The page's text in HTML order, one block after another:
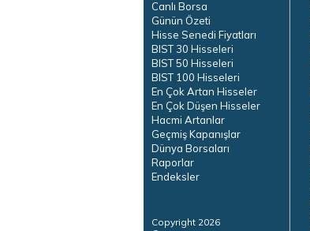
Canlı Borsa
Günün Özeti
Hisse Senedi Fiyatları
BIST 30 Hisseleri
BIST 50 Hisseleri
BIST 100 Hisseleri
En Çok Artan Hisseler
En Çok Düşen Hisseler
Hacmi Artanlar
Geçmiş Kapanışlar
Dünya Borsaları
Raporlar
Endeksler
Copyright 2026